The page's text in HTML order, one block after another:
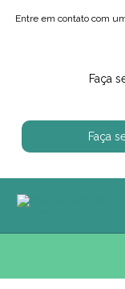
Entre em contato com
Faça
Faça